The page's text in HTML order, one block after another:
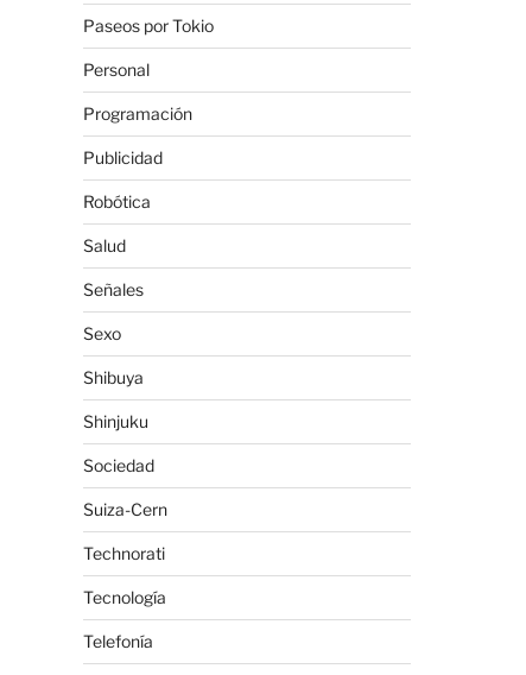
Paseos por Tokio
Personal
Programación
Publicidad
Robótica
Salud
Señales
Sexo
Shibuya
Shinjuku
Sociedad
Suiza-Cern
Technorati
Tecnología
Telefonía